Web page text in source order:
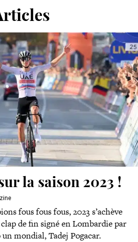
la saison 2023 !
fous fous fous, 2023 s’achève
de fin signé en Lombardie par
mondial, Tadej Pogacar.